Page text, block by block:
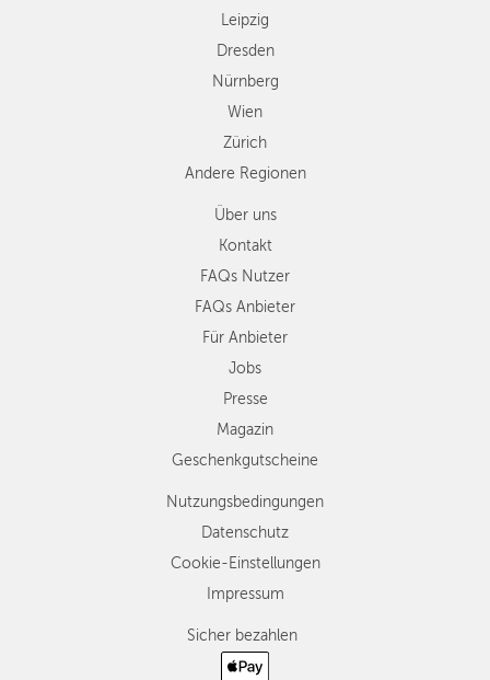
Leipzig
Dresden
Nürnberg
Wien
Zürich
Andere Regionen
Über uns
Kontakt
FAQs Nutzer
FAQs Anbieter
Für Anbieter
Jobs
Presse
Magazin
Geschenkgutscheine
Nutzungsbedingungen
Datenschutz
Cookie-Einstellungen
Impressum
Sicher bezahlen